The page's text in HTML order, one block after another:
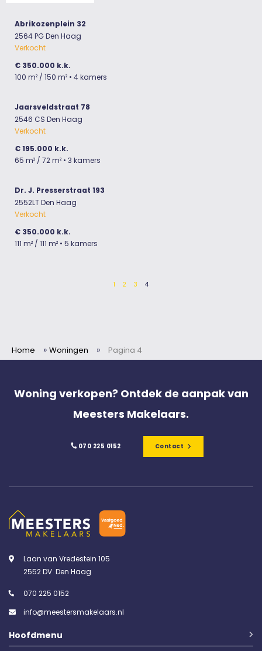
Abrikozenplein 32
2564 PG Den Haag
Verkocht
€ 350.000 k.k.
100 m² / 150 m² • 4 kamers
Jaarsveldstraat 78
2546 CS Den Haag
Verkocht
€ 195.000 k.k.
65 m² / 72 m² • 3 kamers
Dr. J. Presserstraat 193
2552LT Den Haag
Verkocht
€ 350.000 k.k.
111 m² / 111 m² • 5 kamers
1 2 3 4
Home » Woningen » Pagina 4
Woning verkopen? Ontdek de aanpak van
Meesters Makelaars.
070 225 0152 Contact
Laan van Vredestein 105
2552 DV Den Haag
070 225 0152
info@meestersmakelaars.nl
Hoofdmenu